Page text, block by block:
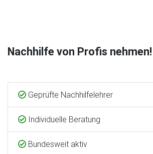
Nachhilfe von Profis nehmen!
Geprüfte Nachhilfelehrer
Individuelle Beratung
Bundesweit aktiv